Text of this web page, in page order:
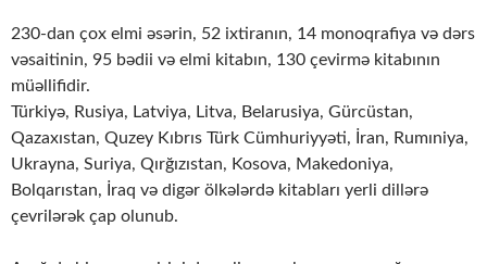
230-dan çox elmi əsərin, 52 ixtiranın, 14 monoqrafiya və dərs
vəsaitinin, 95 bədii və elmi kitabın, 130 çevirmə kitabının
müəllifidir.
Türkiyə, Rusiya, Latviya, Litva, Belarusiya, Gürcüstan,
Qazaxıstan, Quzey Kıbrıs Türk Cümhuriyyəti, İran, Rumıniya,
Ukrayna, Suriya, Qırğızıstan, Kosova, Makedoniya,
Bolqarıstan, İraq və digər ölkələrdə kitabları yerli dillərə
çevrilərək çap olunub.